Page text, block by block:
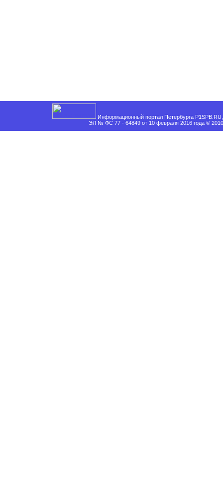
Информационный портал Петербурга
ЭЛ № ФС 77 - 64849 от 10 февраля 2016 года ©